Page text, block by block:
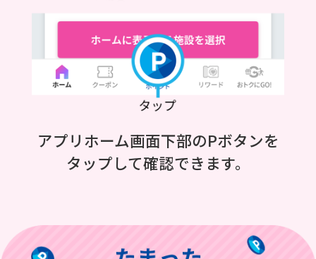
アプリホーム画面下部のPボタンを
タップして確認できます。